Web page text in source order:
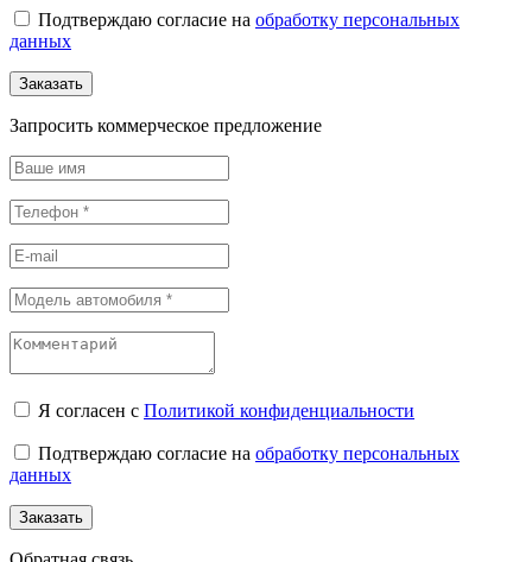
Подтверждаю согласие на обработку персональных
данных
Заказать
Запросить коммерческое предложение
Я согласен с Политикой конфиденциальности
Подтверждаю согласие на обработку персональных
данных
Заказать